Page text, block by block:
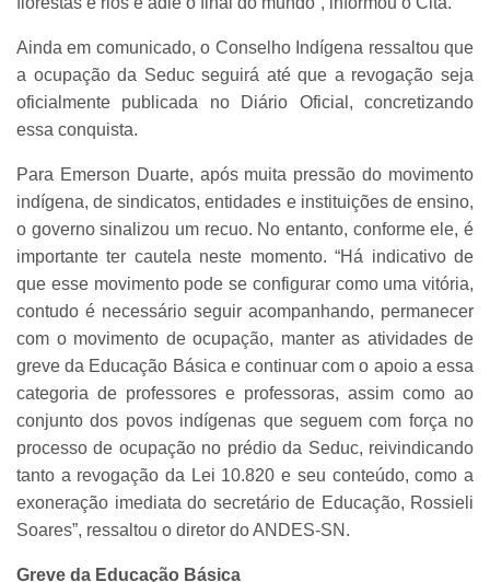
Ainda em comunicado, o Conselho Indígena ressaltou que
a ocupação da Seduc seguirá até que a revogação seja
oficialmente publicada no Diário Oficial, concretizando
essa conquista.
Para Emerson Duarte, após muita pressão do movimento
indígena, de sindicatos, entidades e instituições de ensino,
o governo sinalizou um recuo. No entanto, conforme ele, é
importante ter cautela neste momento. “Há indicativo de
que esse movimento pode se configurar como uma vitória,
contudo é necessário seguir acompanhando, permanecer
com o movimento de ocupação, manter as atividades de
greve da Educação Básica e continuar com o apoio a essa
categoria de professores e professoras, assim como ao
conjunto dos povos indígenas que seguem com força no
processo de ocupação no prédio da Seduc, reivindicando
tanto a revogação da Lei 10.820 e seu conteúdo, como a
exoneração imediata do secretário de Educação, Rossieli
Soares”, ressaltou o diretor do ANDES-SN.
Greve da Educação Básica